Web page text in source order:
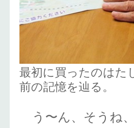
最初に買ったのはた
前の記憶を辿る。
う〜ん、そうね